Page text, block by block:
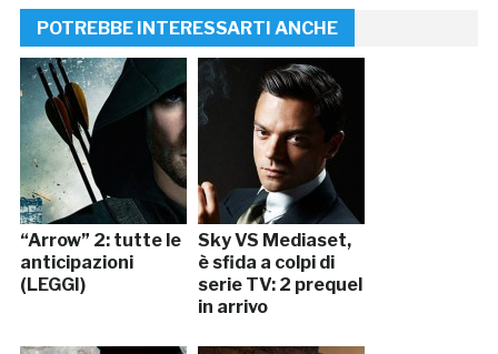
POTREBBE INTERESSARTI ANCHE
“Arrow” 2: tutte le
anticipazioni
(LEGGI)
Sky VS Mediaset,
è sfida a colpi di
serie TV: 2 prequel
in arrivo